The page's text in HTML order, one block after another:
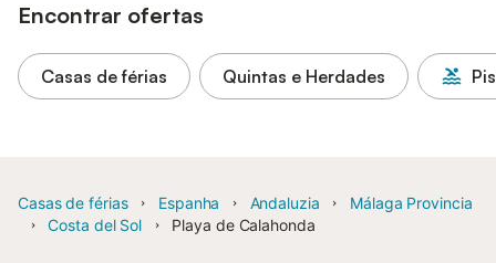
Encontrar ofertas
Casas de férias Quintas e Herdades
Casas de férias Espanha Andaluzia
Málaga Provincia
Costa del Sol
Playa de Calahonda